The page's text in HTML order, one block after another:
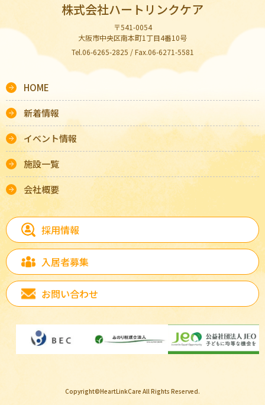
株式会社ハートリンクケア
〒541-0054
大阪市中央区南本町1丁目4番10号
Tel.06-6265-2825 / Fax.06-6271-5581
HOME
新着情報
イベント情報
施設一覧
会社概要
採用情報
入居者募集
お問い合わせ
Copyright©HeartLinkCare All Rights Reserved.